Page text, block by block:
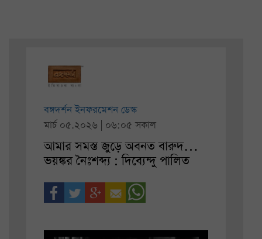
বঙ্গদর্শন ইনফরমেশন ডেস্ক
মার্চ ০৫.২০২৬ | ০৬:০৫ সকাল
আমার সমস্ত জুড়ে অবনত বারুদ…
ভয়ঙ্কর নৈঃশব্দ্য : দিব্যেন্দু পালিত